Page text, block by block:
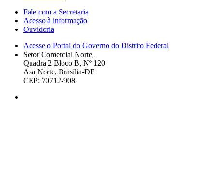
Fale com a Secretaria
Acesso à informação
Ouvidoria
Acesse o Portal do Governo do Distrito Federal
Setor Comercial Norte,
Quadra 2 Bloco B, Nº 120
Asa Norte, Brasília-DF
CEP: 70712-908